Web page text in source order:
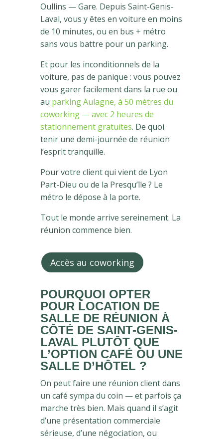
Oullins — Gare. Depuis Saint-Genis-
Laval, vous y êtes en voiture en moins
de 10 minutes, ou en bus + métro
sans vous battre pour un parking.
Et pour les inconditionnels de la
voiture, pas de panique : vous pouvez
vous garer facilement dans la rue ou
au parking Aulagne, à 50 mètres du
coworking — avec 2 heures de
stationnement gratuites. De quoi
tenir une demi-journée de réunion
l’esprit tranquille.
Pour votre client qui vient de Lyon
Part-Dieu ou de la Presqu’île ? Le
métro le dépose à la porte.
Tout le monde arrive sereinement. La
réunion commence bien.
Accès au coworking
POURQUOI OPTER
POUR LOCATION DE
SALLE DE RÉUNION À
CÔTÉ DE SAINT-GENIS-
LAVAL PLUTÔT QUE
L’OPTION CAFÉ OU UNE
SALLE D’HÔTEL ?
On peut faire une réunion client dans
un café sympa du coin — et parfois ça
marche très bien. Mais quand il s’agit
d’une présentation commerciale
sérieuse, d’une négociation, ou